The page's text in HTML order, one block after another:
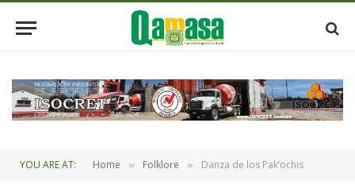
YOU ARE AT: Home » Folklore » Danza de los Pak’ochis